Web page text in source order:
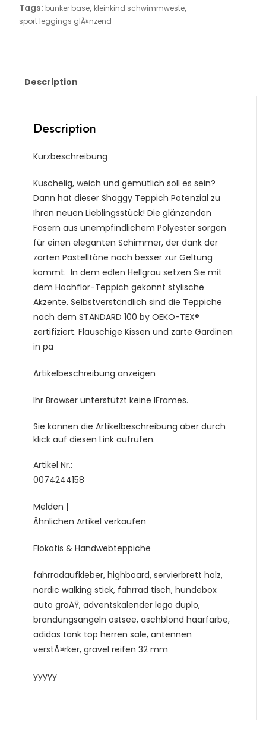
Tags: bunker base, kleinkind schwimmweste,
sport leggings glÃ¤nzend
Description
Description
Kurzbeschreibung
Kuschelig, weich und gemütlich soll es sein?
Dann hat dieser Shaggy Teppich Potenzial zu
Ihren neuen Lieblingsstück! Die glänzenden
Fasern aus unempfindlichem Polyester sorgen
für einen eleganten Schimmer, der dank der
zarten Pastelltöne noch besser zur Geltung
kommt. In dem edlen Hellgrau setzen Sie mit
dem Hochflor-Teppich gekonnt stylische
Akzente. Selbstverständlich sind die Teppiche
nach dem STANDARD 100 by OEKO-TEX®
zertifiziert. Flauschige Kissen und zarte Gardinen
in pa
Artikelbeschreibung anzeigen
Ihr Browser unterstützt keine IFrames.
Sie können die Artikelbeschreibung aber durch
klick auf diesen Link aufrufen.
Artikel Nr.:
0074244158
Melden |
Ähnlichen Artikel verkaufen
Flokatis & Handwebteppiche
fahrradaufkleber, highboard, servierbrett holz,
nordic walking stick, fahrrad tisch, hundebox
auto groÃŸ, adventskalender lego duplo,
brandungsangeln ostsee, aschblond haarfarbe,
adidas tank top herren sale, antennen
verstÃ¤rker, gravel reifen 32 mm
yyyyy